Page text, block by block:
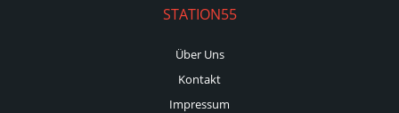
STATION55
Über Uns
Kontakt
Impressum